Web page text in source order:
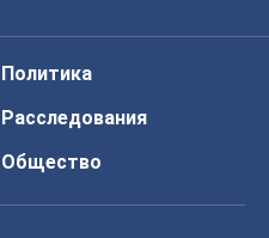
Политика
Расследования
Общество